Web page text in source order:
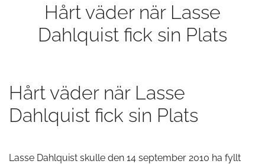
Hårt väder när Lasse
Dahlquist fick sin Plats
Hårt väder när Lasse
Dahlquist fick sin Plats
Lasse Dahlquist skulle den 14 september 2010 ha fyllt